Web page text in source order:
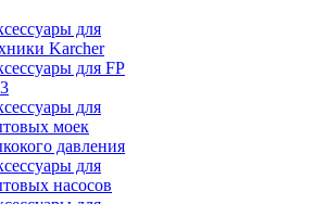
для
Karcher
для FP
для
моек
давления
для
насосов